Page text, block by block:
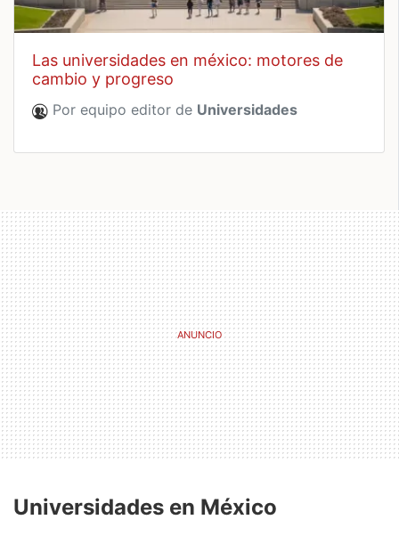
las universidades en méxico: motores de
cambio y progreso
Por equipo editor de Universidades
Universidades en México